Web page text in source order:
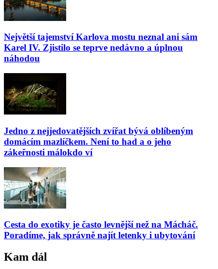
Největší tajemství Karlova mostu neznal ani sám
Karel IV. Zjistilo se teprve nedávno a úplnou
náhodou
Jedno z nejjedovatějších zvířat bývá oblíbeným
domácím mazlíčkem. Není to had a o jeho
zákeřnosti málokdo ví
Cesta do exotiky je často levnější než na Mácháč.
Poradíme, jak správně najít letenky i ubytování
Kam dál